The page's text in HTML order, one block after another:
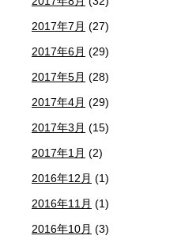
2017年7月 (27)
2017年6月 (29)
2017年5月 (28)
2017年4月 (29)
2017年3月 (15)
2017年1月 (2)
2016年12月 (1)
2016年11月 (1)
2016年10月 (3)